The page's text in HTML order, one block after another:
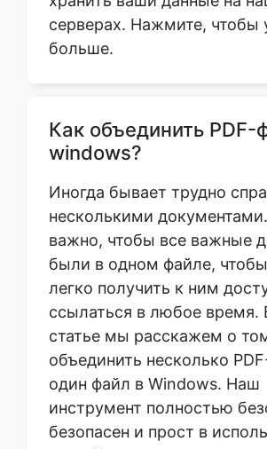
серверах. Нажмите, чтобы
больше.
Как объединить PDF-
windows?
Иногда бывает трудно
несколькими документами.
важно, чтобы все важные
были в одном файле,
легко получить к ним
ссылаться в любое время.
статье мы расскажем о
объединить несколько
один файл в Windows. Наш
инструмент полностью
безопасен и прост в
он не будет хранить ваши